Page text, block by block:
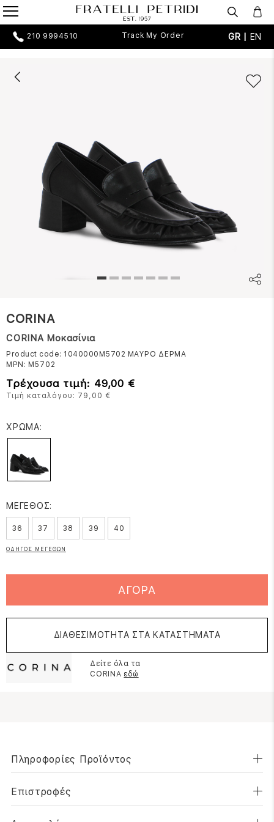
210 9994510 Track My Order GR | EN
CORINA
CORINA Μοκασίνια
Product code: 1040000M5702 ΜΑΥΡΟ ΔΕΡΜΑ
MPN: M5702
Τρέχουσα τιμή: 49,00 €
Τιμή καταλόγου: 79,00 €
ΧΡΩΜΑ:
ΜΕΓΕΘΟΣ:
36 37 38 39 40
ΟΔΗΓΟΣ ΜΕΓΕΘΩΝ
ΑΓΟΡΑ
ΔΙΑΘΕΣΙΜΟΤΗΤΑ ΣΤΑ ΚΑΤΑΣΤΗΜΑΤΑ
Δείτε όλα τα
CORINA εδώ
Πληροφορίες Προϊόντος
Επιστροφές